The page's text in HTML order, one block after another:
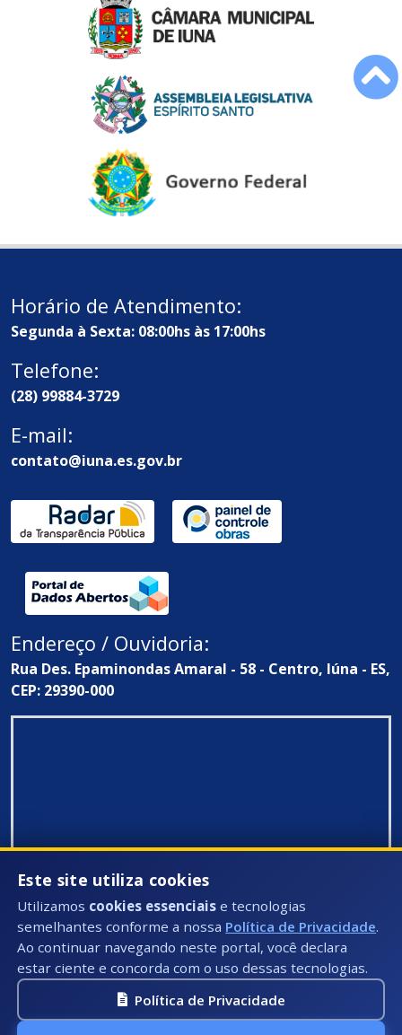
Horário de Atendimento:
Segunda à Sexta: 08:00hs às 17:00hs
Telefone:
(28) 99884-3729
E-mail:
contato@iuna.es.gov.br
Endereço / Ouvidoria:
Rua Des. Epaminondas Amaral - 58 - Centro, Iúna - ES,
CEP: 29390-000
Todos Direitos Reservados ©: 2026
Este site utiliza cookies
Utilizamos cookies essenciais e tecnologias
semelhantes conforme a nossa Política de Privacidade.
Ao continuar navegando neste portal, você declara
estar ciente e concorda com o uso dessas tecnologias.
Política de Privacidade